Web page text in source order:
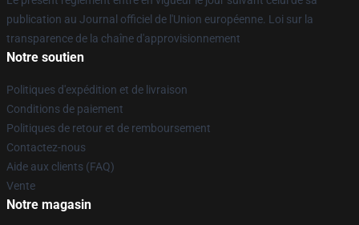
publication au Journal officiel de l'Union européenne. Loi sur la
transparence de la chaîne d'approvisionnement
Notre soutien
Politiques d'expédition et de livraison
Conditions de paiement
Politiques de retour et de remboursement
Contactez-nous
Aide aux clients (FAQ)
Vente
Notre magasin